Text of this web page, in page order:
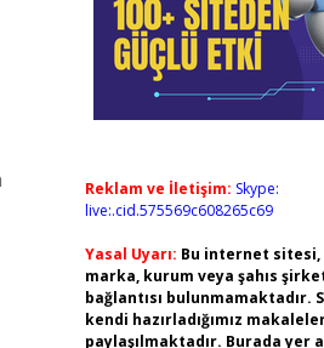
Reklam ve İletişim: Skype:
live:.cid.575569c608265c69
Yasal Uyarı: Bu internet
marka, kurum veya şahıs
bağlantısı bulunmamaktadır.
kendi hazırladığımız
paylaşılmaktadır. Burada yer